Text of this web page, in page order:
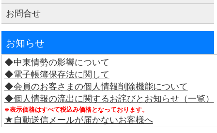
お問合せ
お知らせ
◆中東情勢の影響について
◆電子帳簿保存法に関して
◆会員のお客さまの個人情報削除機能について
◆個人情報の流出に関するお詫びとお知らせ（一覧）
※表示価格はすべて税込み価格となっております。
★自動送信メールが届かないお客様へ